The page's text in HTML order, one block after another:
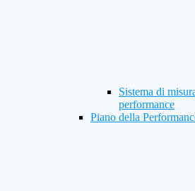
Sistema di
performance
Piano della